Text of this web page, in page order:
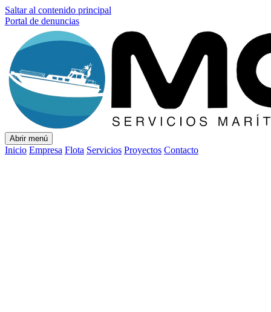
Saltar al contenido principal
Portal de denuncias
Abrir menú
Inicio Empresa Flota Servicios Proyectos Contacto